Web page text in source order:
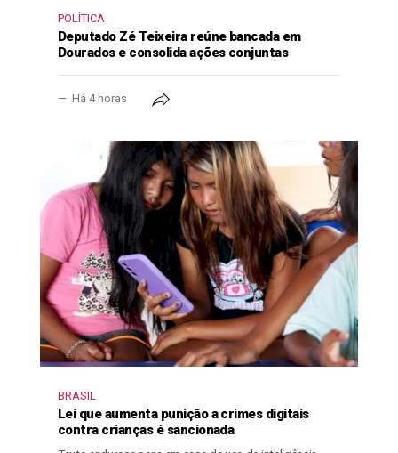
POLÍTICA
Deputado Zé Teixeira reúne bancada em
Dourados e consolida ações conjuntas
Há 4 horas
BRASIL
Lei que aumenta punição a crimes digitais
contra crianças é sancionada